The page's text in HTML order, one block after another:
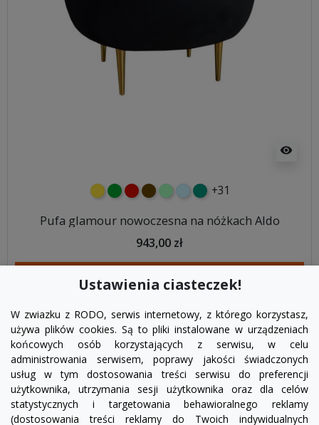
visibility
żółtyzielonyczerwony
czekoladowy
miętowybłękitny
turkusowy
+31
Pufa glamour nowoczesna na nóżkach Aldo
943,00 zł
Ustawienia ciasteczek!
W zwiazku z RODO, serwis internetowy, z którego korzystasz,
używa plików cookies. Są to pliki instalowane w urządzeniach
końcowych osób korzystających z serwisu, w celu
administrowania serwisem, poprawy jakości świadczonych
usług w tym dostosowania treści serwisu do preferencji
użytkownika, utrzymania sesji użytkownika oraz dla celów
statystycznych i targetowania behawioralnego reklamy
(dostosowania treści reklamy do Twoich indywidualnych